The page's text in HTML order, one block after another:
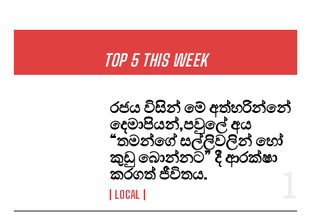
TOP 5 THIS WEEK
රජය විසින් මේ අත්හරින්නේ
දෙමාපියන්,පවුලේ අය
“තමන්ගේ සල්ලිවලින් හෝ
කුඩු බොන්නට” දී ආරක්ෂා
කරගත් ජීවිතය.
LOCAL